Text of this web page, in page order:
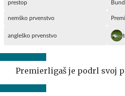
prestop
nemško prvenstvo
angleško prvenstvo
Premierligaš je podrl svoj